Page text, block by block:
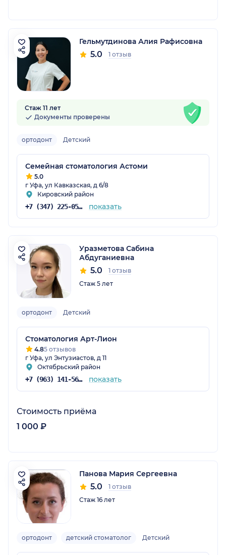
Гельмутдинова Алия Рафисовна
5.0 1 отзыв
Стаж 11 лет
Документы проверены
ортодонт Детский
Семейная стоматология Астоми
5.0
г Уфа, ул Кавказская, д 6/8
Кировский район
+7 (347) 225-05-06 показать
Уразметова Сабина
Абдуганиевна
5.0
1 отзыв
Стаж 5 лет
ортодонт Детский
Стоматология Арт-Лион
4.85 отзывов
г Уфа, ул Энтузиастов, д 11
Октябрьский район
+7 (963) 141-56-66 показать
Стоимость приёма
1 000 ₽
Панова Мария Сергеевна
5.0
1 отзыв
Стаж 16 лет
ортодонт детский стоматолог Детский